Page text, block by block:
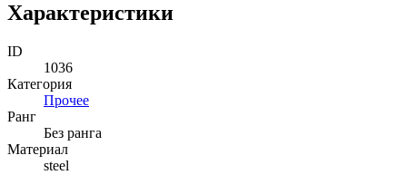
Характеристики
ID
1036
Категория
Прочее
Ранг
Без ранга
Материал
steel